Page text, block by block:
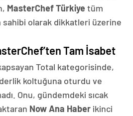
MasterChef Türkiyetüm
olarak dikkatleri üzerine
Tam İsabet
Total kategorisinde,
koltuğuna oturdu ve
Onu, gündemdeki sıcak
Now Ana Haber ikinci